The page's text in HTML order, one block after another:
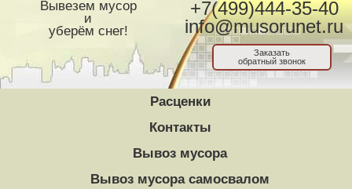
Вывезем мусор
и
уберём снег!
+7(499)444-35-40
info@musorunet.ru
Заказать
обратный звонок
Расценки
Контакты
Вывоз мусора
Вывоз мусора самосвалом